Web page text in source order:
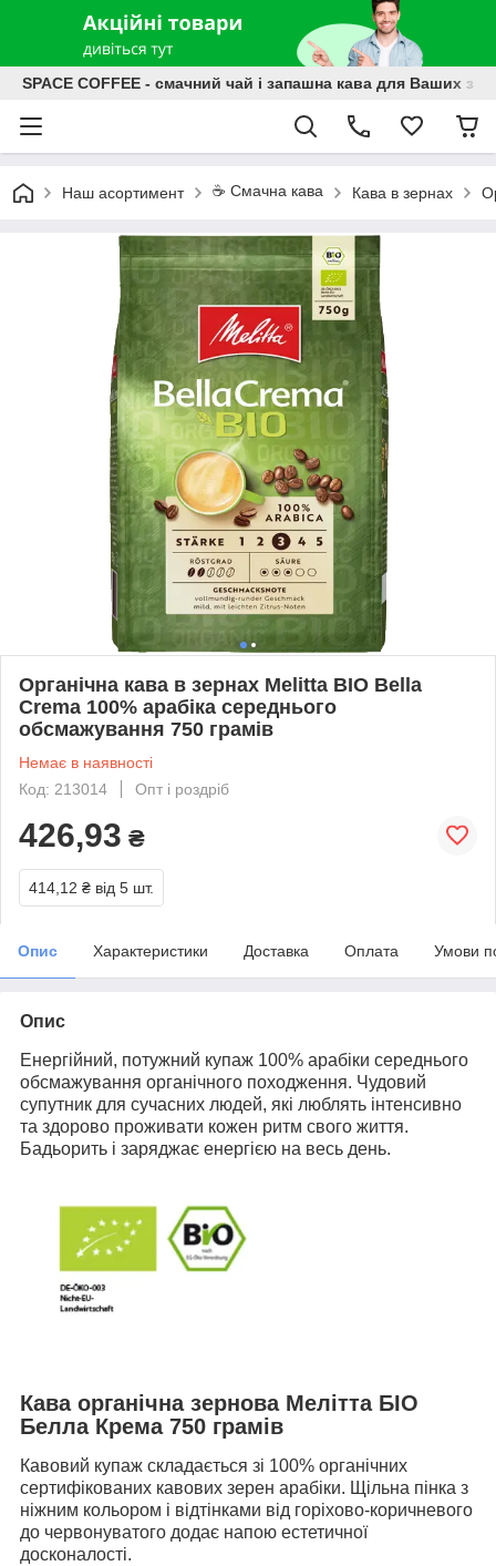
SPACE COFFEE - смачний чай і запашна кава для Ваших
Наш асортимент ☕️ Смачна кава Кава в зернах
Органічна кава в зернах Melitta BIO Bella
Crema 100% арабіка середнього
обсмажування 750 грамів
Немає в наявності
Код: 213014
Опт і роздріб
426,93 ₴
414,12 ₴ від 5 шт.
Опис Характеристики Доставка Оплата Умови
Опис
Енергійний, потужний купаж 100% арабіки середнього
обсмажування органічного походження. Чудовий
супутник для сучасних людей, які люблять інтенсивно
та здорово проживати кожен ритм свого життя.
Бадьорить і заряджає енергією на весь день.
Кава органічна зернова Мелітта БІО
Белла Крема 750 грамів
Кавовий купаж складається зі 100% органічних
сертифікованих кавових зерен арабіки. Щільна пінка з
ніжним кольором і відтінками від горіхово-коричневого
до червонуватого додає напою естетичної
досконалості.